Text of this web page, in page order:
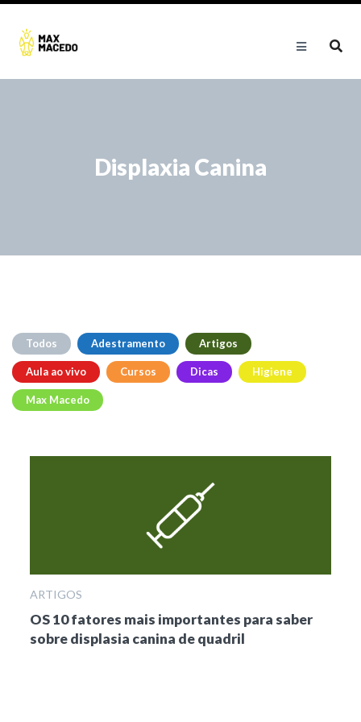
Displaxia Canina
Todos Adestramento Artigos
Aula ao vivo Cursos Dicas Higiene
Max Macedo
ARTIGOS
OS 10 fatores mais importantes para saber
sobre displasia canina de quadril